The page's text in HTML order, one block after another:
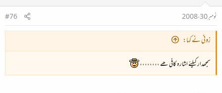
نومبر 30، 2008
#76
زونی نے کہا:
سمجھدار کیلئے اشارہ کافی ھے ،،،،،،،،